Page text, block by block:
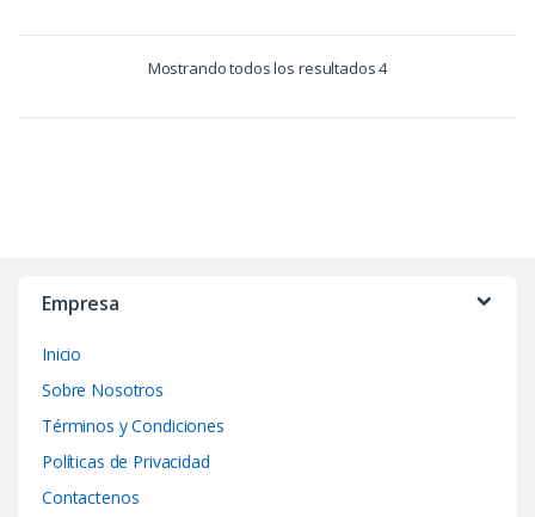
Mostrando todos los resultados 4
Empresa
Inicio
Sobre Nosotros
Términos y Condiciones
Políticas de Privacidad
Contactenos